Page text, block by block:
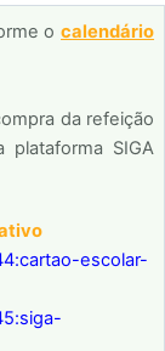
ocalendário
da refeição
SIGA
escolar-